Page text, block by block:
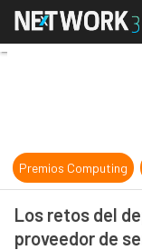
Premios Computing
Los retos del
proveedor de